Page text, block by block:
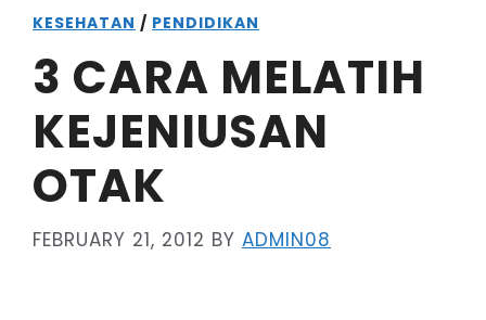
KESEHATAN / PENDIDIKAN
3 CARA MELATIH
KEJENIUSAN
OTAK
FEBRUARY 21, 2012 BY ADMIN08